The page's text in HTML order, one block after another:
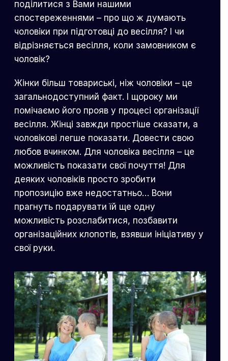
поділитися з Вами нашими
спостереженнями – про що ж думають
чоловіки при підготовці до весілля? І чи
відрізняється весілля, коли замовником є
чоловік?
Жінки більш товариські, ніж чоловіки – це
загальнодоступний факт. І щороку ми
помічаємо його прояв у процесі організації
весілля. Жінці завжди простіше сказати, а
чоловікові легше показати. Довести свою
любов вчинком. Для чоловіка весілля – це
можливість показати свої почуття! Для
деяких чоловіків просто зробити
пропозицію вже недостатньо… Вони
прагнуть подарувати їй ще одну
можливість розслабитися, позбавити
організаційних клопотів, взявши ініціативу у
свої руки.